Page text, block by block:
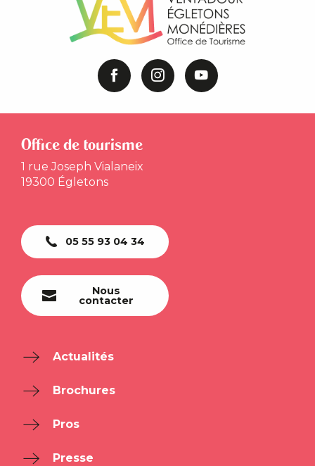
Office de tourisme
1 rue Joseph Vialaneix
19300 Égletons
05 55 93 04 34
Nous
contacter
Actualités
Brochures
Pros
Presse